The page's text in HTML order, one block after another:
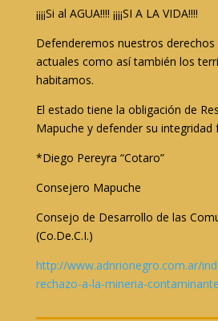
¡¡¡¡Si al AGUA!!!! ¡¡¡¡SI A LA VIDA!!!!
Defenderemos nuestros derechos
actuales como así también los
habitamos.
El estado tiene la obligación de
Mapuche y defender su integridad
*Diego Pereyra “Cotaro”
Consejero Mapuche
Consejo de Desarrollo de las
(Co.De.C.I.)
http://www.adnrionegro.com.ar/
rechazo-a-la-mineria-contaminante